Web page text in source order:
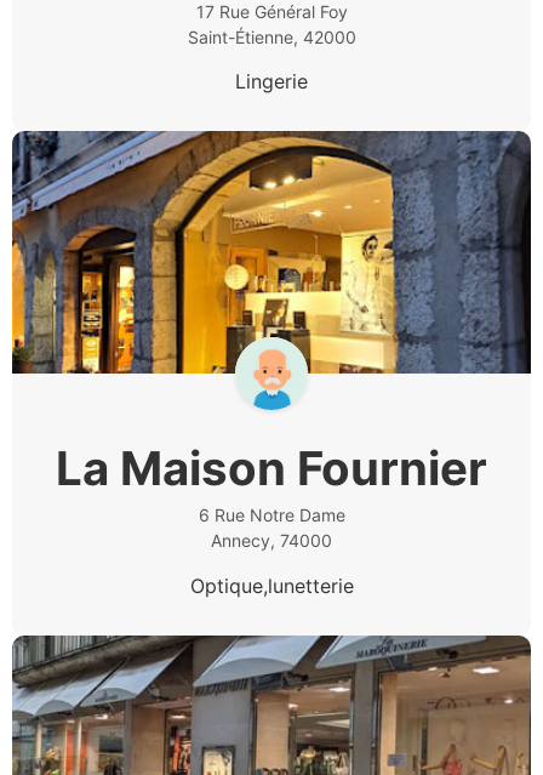
17 Rue Général Foy
Saint-Étienne, 42000
Lingerie
La Maison Fournier
6 Rue Notre Dame
Annecy, 74000
Optique,lunetterie